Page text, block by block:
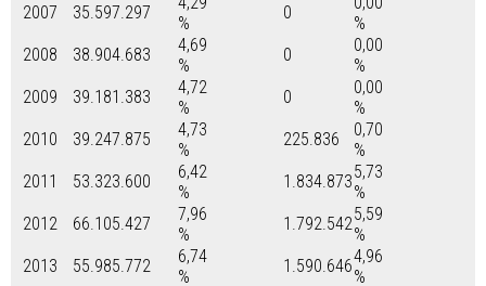
2007
35.597.297
%
0
%
2008
38.904.683
4,69
%
0
0,00
%
2009
39.181.383
4,72
%
0
0,00
%
2010
39.247.875
4,73
%
225.836
0,70
%
2011
53.323.600
6,42
%
1.834.8735,73
%
2012
66.105.427
7,96
%
1.792.5425,59
%
2013
55.985.772
6,74
%
1.590.6464,96
%